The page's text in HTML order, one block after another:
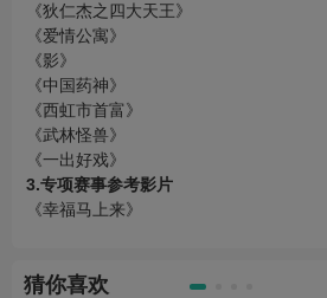
《狄仁杰之四大天王》
《爱情公寓》
《影》
《中国药神》
《西虹市首富》
《武林怪兽》
《一出好戏》
3.专项赛事参考影片
《幸福马上来》
猜你喜欢